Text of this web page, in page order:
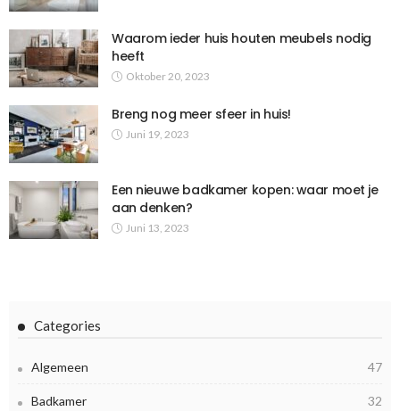
Waarom ieder huis houten meubels nodig
heeft
Oktober 20, 2023
Breng nog meer sfeer in huis!
Juni 19, 2023
Een nieuwe badkamer kopen: waar moet je
aan denken?
Juni 13, 2023
Categories
Algemeen 47
Badkamer 32